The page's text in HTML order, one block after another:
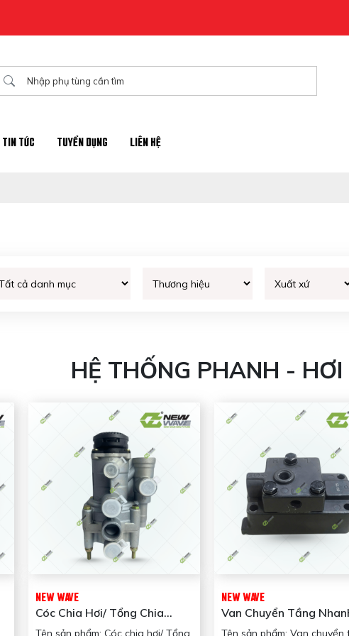
TIN TỨC TUYỂN DỤNG LIÊN HỆ
HỆ THỐNG PHANH - HƠI
NEW WAVE
Cóc Chia Hơi/ Tổng Chia
Hơi NW3522FA
Tên sản phẩm: Cóc chia hơi/ Tổng
NEW WAVE
Van Chuyển Tầng
Chậm 001864 (#A5000)
Tên sản phẩm: Van chuyển